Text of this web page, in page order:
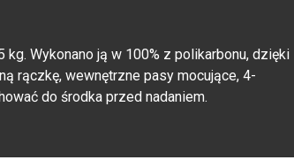
Wykonano ją w 100% z polikarbonu, dzięki
rączkę, wewnętrzne pasy mocujące, 4-
do środka przed nadaniem.